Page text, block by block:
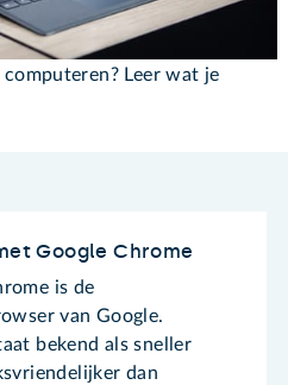
Leer wat je
Google Chrome
is de
van Google.
bekend als sneller
dan